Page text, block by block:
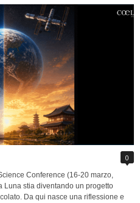
0
Conference (16-20 marzo,
Luna stia diventando un progetto
Da qui nasce una riflessione e